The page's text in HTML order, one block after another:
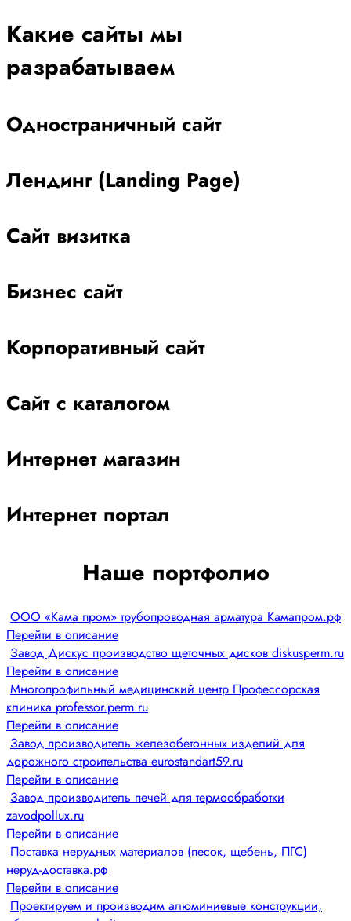
Какие сайты мы
разрабатываем
Одностраничный сайт
Лендинг (Landing Page)
Сайт визитка
Бизнес сайт
Корпоративный сайт
Сайт с каталогом
Интернет магазин
Интернет портал
Наше портфолио
ООО «Кама пром» трубопроводная арматура Камапром.рф
Перейти в описание
Завод Дискус производство щеточных дисков diskusperm.ru
Перейти в описание
Многопрофильный медицинский центр Профессорская
клиника professor.perm.ru
Перейти в описание
Завод производитель железобетонных изделий для
дорожного строительства eurostandart59.ru
Перейти в описание
Завод производитель печей для термообработки
zavodpollux.ru
Перейти в описание
Поставка нерудных материалов (песок, щебень, ПГС)
неруд-доставка.рф
Перейти в описание
Проектируем и производим алюминиевые конструкции,